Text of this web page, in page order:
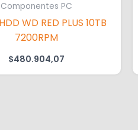
Componentes PC
WD RED PLUS 10TB
7200RPM
$480.904,07